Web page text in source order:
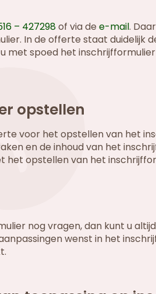
– 427298of via dee-mail.
In de offerte staat duidelijk
met spoed het
opstellen
voor het opstellen van het
en de inhoud van het
het opstellen van het
nog vragen, dan kunt u
wenst in het